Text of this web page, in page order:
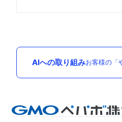
AIへの取り組みお客様の「